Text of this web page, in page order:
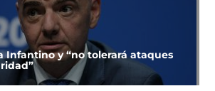
Infantino y “no tolerará ataques